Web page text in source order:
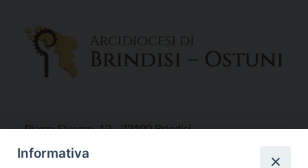
Piazza Duomo, 12 - 72100 Brindisi
Tel 0831.521958
Fax 0831.528315
Informativa